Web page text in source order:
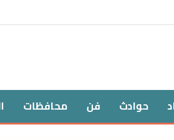
حوادث فن محافظات